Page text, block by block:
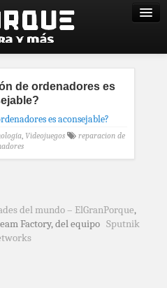
de ordenadores es
, Videojuegos
reparacion de
del mundo – ElGranPorque,
Factory, del equipo Sputnik